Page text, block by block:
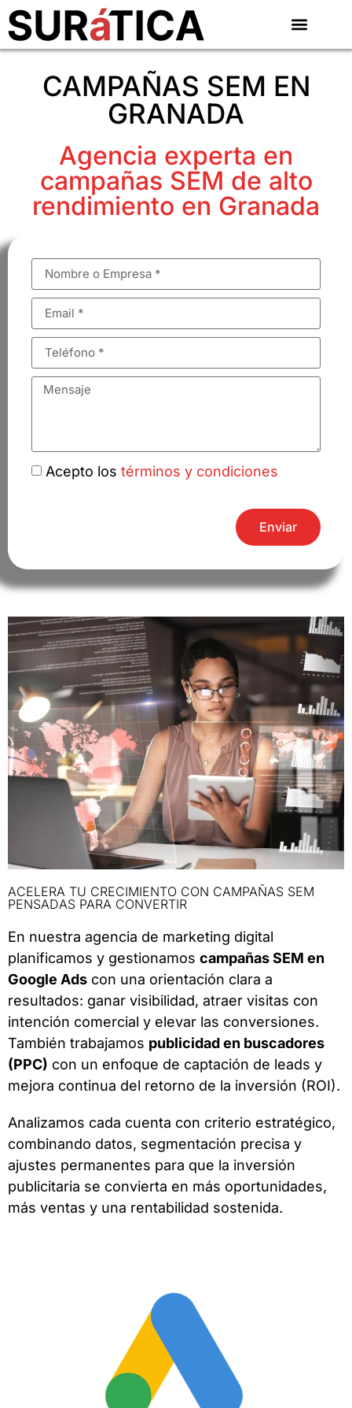
CAMPAÑAS SEM EN
GRANADA
Agencia experta en
campañas SEM de alto
rendimiento en Granada
Acepto los términos y condiciones
Enviar
ACELERA TU CRECIMIENTO CON CAMPAÑAS SEM
PENSADAS PARA CONVERTIR
En nuestra agencia de marketing digital
planificamos y gestionamos campañas SEM en
Google Ads con una orientación clara a
resultados: ganar visibilidad, atraer visitas con
intención comercial y elevar las conversiones.
También trabajamos publicidad en buscadores
(PPC) con un enfoque de captación de leads y
mejora continua del retorno de la inversión (ROI).
Analizamos cada cuenta con criterio estratégico,
combinando datos, segmentación precisa y
ajustes permanentes para que la inversión
publicitaria se convierta en más oportunidades,
más ventas y una rentabilidad sostenida.